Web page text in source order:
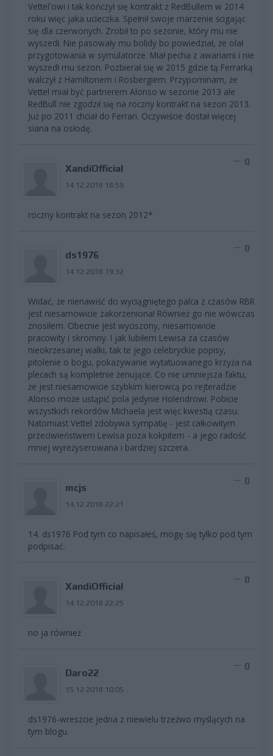
Vettel'owi i tak kończył się kontrakt z RedBullem w 2014
roku więc jaka ucieczka. Spełnił swoje marzenie ścigając
się dla czerwonych. Zrobił to po sezonie, który mu nie
wyszedł. Nie pasowały mu bolidy bo powiedział, że olał
przygotowania w symulatorze. Miał pecha z awariami i nie
wyszedł mu sezon. Pozbierał się w 2015 gdzie tą Ferrarką
walczył z Hamiltonem i Rosbergiem. Przypominam, że
Vettel miał być partnerem Alonso w sezonie 2013 ale
RedBull nie zgodził się na roczny kontrakt na sezon 2013.
Już po 2011 chciał do Ferrari. Oczywiście dostał więcej
siana na osłodę.
XandiOfficial
14.12.2018 18:59
0
roczny kontrakt na sezon 2012*
ds1976
14.12.2018 19:32
0
Widać, że nienawiść do wyciągniętego palca z czasów RBR
jest niesamowicie zakorzeniona! Również go nie wówczas
znosiłem. Obecnie jest wyciszony, niesamowicie
pracowity i skromny. I jak lubiłem Lewisa za czasów
nieokrzesanej walki, tak te jego celebryckie popisy,
pitolenie o bogu, pokazywanie wytatuowanego krzyża na
plecach są kompletnie żenujące. Co nie umniejsza faktu,
że jest niesamowicie szybkim kierowcą po rejteradzie
Alonso może ustąpić pola jedynie Holendrowi. Pobicie
wszystkich rekordów Michaela jest więc kwestią czasu.
Natomiast Vettel zdobywa sympatię - jest całkowitym
przeciwieństwem Lewisa poza kokpitem - a jego radość
mniej wyreżyserowana i bardziej szczera.
mcjs
14.12.2018 22:21
0
14. ds1976 Pod tym co napisałeś, mogę się tylko pod tym
podpisać.
XandiOfficial
14.12.2018 22:25
0
no ja również
Daro22
15.12.2018 10:05
0
ds1976-wreszcie jedna z niewielu trzeźwo myślących na
tym blogu.